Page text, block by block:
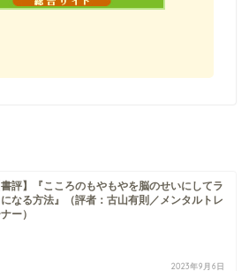
書評】『こころのもやもやを脳のせいにしてラ
なる方法』（評者：古山有則／メンタルトレ
ー）
2023年9月6日